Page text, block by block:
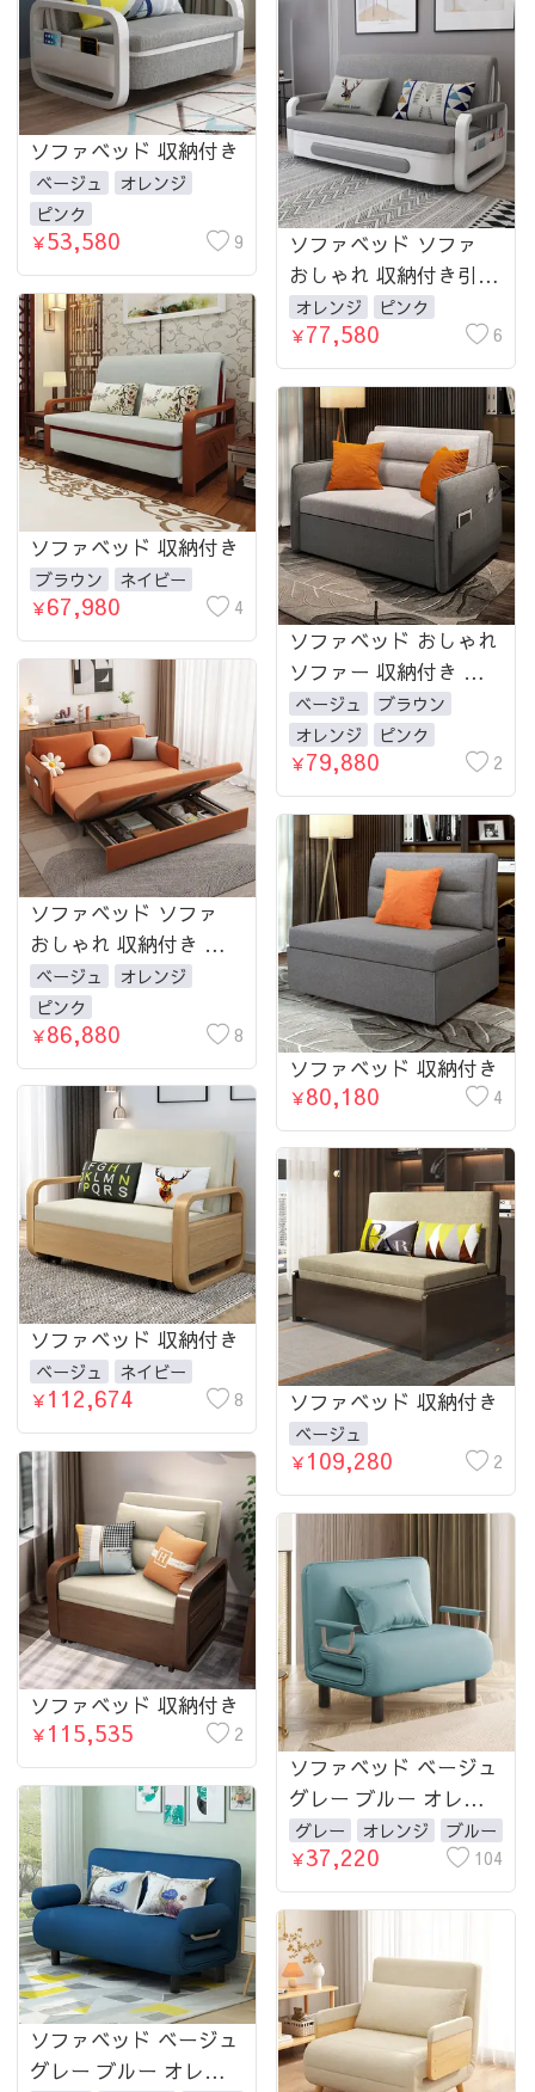
ソファベッド 収納付き
ベージュ
オレンジ
ピンク
￥53,580 9
ソファベッド ソファ
おしゃれ 収納付き引き
出しタイプ 金属フレー
ム おしゃれ 1人掛け 2
人掛け 3人掛け 4人掛
け
オレンジ
ピンク
￥77,580 6
ソファベッド 収納付き
ブラウン
ネイビー
￥67,980 4
ソファベッド おしゃれ
ソファー 収納付き 幅
95cm～195cm 引き出
しタイプソファベッド
グレー ベージュ カー
キ fnm-950-Sofa-lsx
ベージュ
ブラウン
オレンジ
ピンク
￥79,880 2
ソファベッド ソファ
おしゃれ 収納付き 北
欧 モダン 幅100cm 幅
120cm 幅140cm 幅
170cm 幅200cm 収納
fnm-951-Sofa-lsx付き
ベージュ
オレンジ
ピンク
￥86,880 8
ソファベッド 収納付き
￥80,180 4
ソファベッド 収納付き
ベージュ
ネイビー
￥112,674 8 ソファベッド 収納付き
ベージュ
￥109,280 2
ソファベッド 収納付き
￥115,535 2
ソファベッド ベージュ
グレー ブルー オレン
ジ ブラウン 幅0.68-1.5
ｍ 1人掛け 2人掛け
グレー オレンジ
ブルー
￥37,220 104
ソファベッド ベージュ
グレー ブルー オレン